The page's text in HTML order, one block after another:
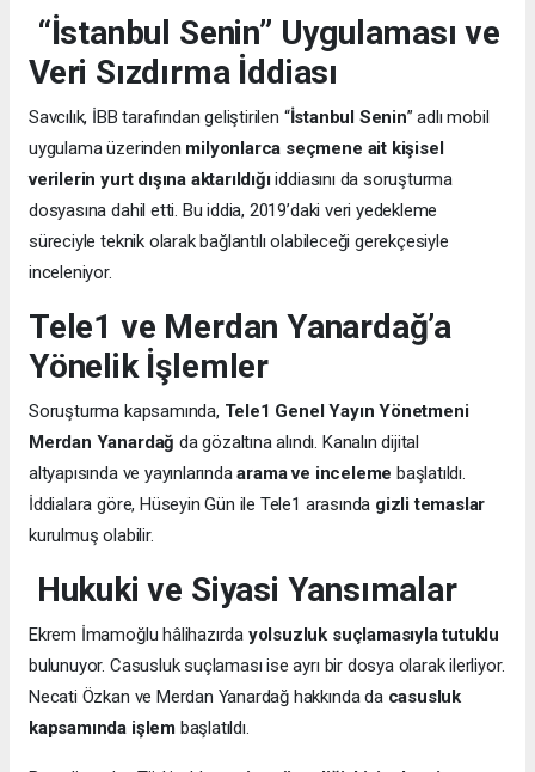
“İstanbul Senin” Uygulaması ve
Veri Sızdırma İddiası
Savcılık, İBB tarafından geliştirilen “İstanbul Senin” adlı mobil
uygulama üzerinden milyonlarca seçmene ait kişisel
verilerin yurt dışına aktarıldığıiddiasını da soruşturma
dosyasına dahil etti. Bu iddia, 2019’daki veri yedekleme
süreciyle teknik olarak bağlantılı olabileceği gerekçesiyle
inceleniyor.
Tele1 ve Merdan Yanardağ’a
Yönelik İşlemler
Soruşturma kapsamında, Tele1 Genel Yayın Yönetmeni
Merdan Yanardağ da gözaltına alındı. Kanalın dijital
altyapısında ve yayınlarındaarama ve inceleme başlatıldı.
İddialara göre, Hüseyin Gün ile Tele1 arasında gizli temaslar
kurulmuş olabilir.
Hukuki ve Siyasi Yansımalar
Ekrem İmamoğlu hâlihazırda yolsuzluk suçlamasıyla tutuklu
bulunuyor. Casusluk suçlaması ise ayrı bir dosya olarak ilerliyor.
Necati Özkan ve Merdan Yanardağ hakkında da casusluk
kapsamında işlembaşlatıldı.